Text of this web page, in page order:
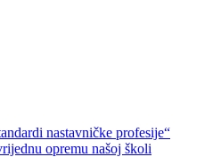
nastavničke profesije“
opremu našoj školi